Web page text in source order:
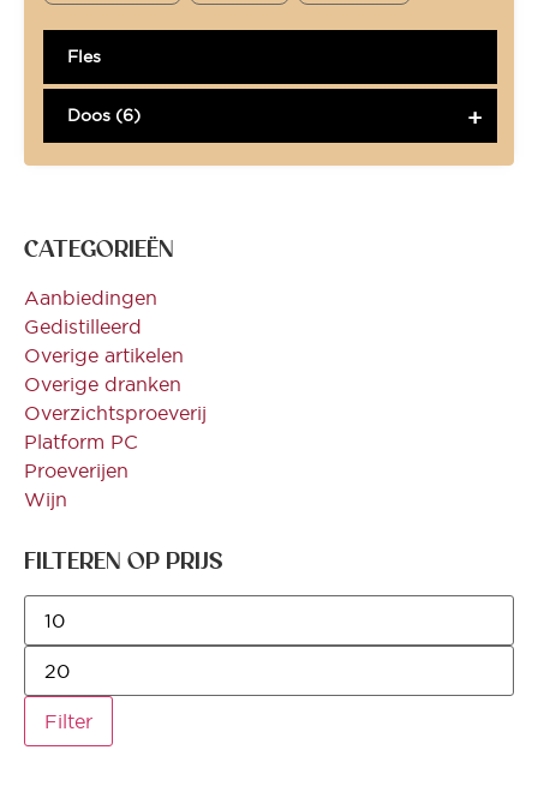
CATEGORIEËN
Aanbiedingen
Gedistilleerd
Overige artikelen
Overige dranken
Overzichtsproeverij
Platform PC
Proeverijen
Wijn
FILTEREN OP PRIJS
Filter
Fles
Doos (6)